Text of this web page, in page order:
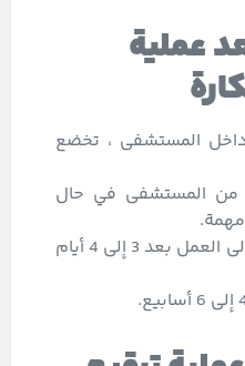
عملية
المستشفى ، تخضع
من المستشفى في حال
في العادة ، يمكن العودة إلى العمل بعد 3 إلى 4 أيام